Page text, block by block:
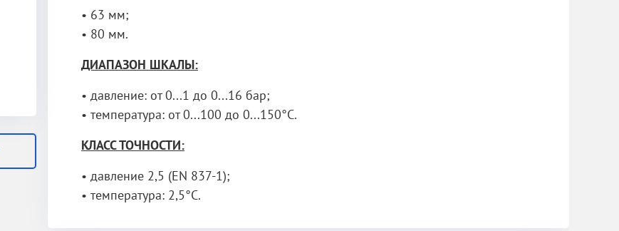
• 63 мм;
• 80 мм.
ДИАПАЗОН ШКАЛЫ:
• давление: от 0...1 до 0...16 бар;
• температура: от 0...100 до 0...150°С.
КЛАСС ТОЧНОСТИ:
• давление 2,5 (EN 837-1);
• температура: 2,5°С.